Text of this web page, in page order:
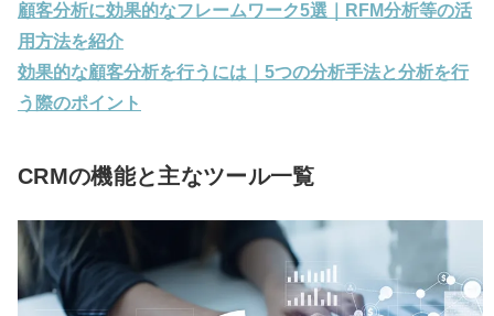
顧客分析に効果的なフレームワーク5選｜RFM分析等の活
用方法を紹介
効果的な顧客分析を行うには｜5つの分析手法と分析を行
う際のポイント
CRMの機能と主なツール一覧